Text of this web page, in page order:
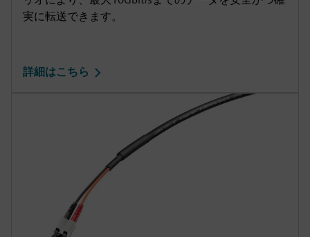
実に転送できます。
詳細はこちら